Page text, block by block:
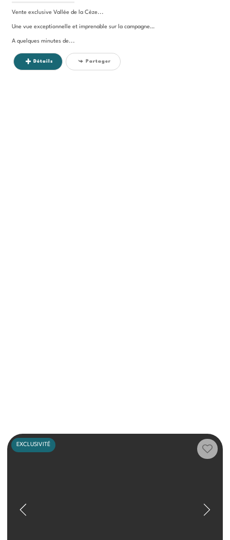
Vente exclusive Vallée de la Cèze...
Une vue exceptionnelle et imprenable sur la campagne…
A quelques minutes de...
Détails Partager
EXCLUSIVITÉ